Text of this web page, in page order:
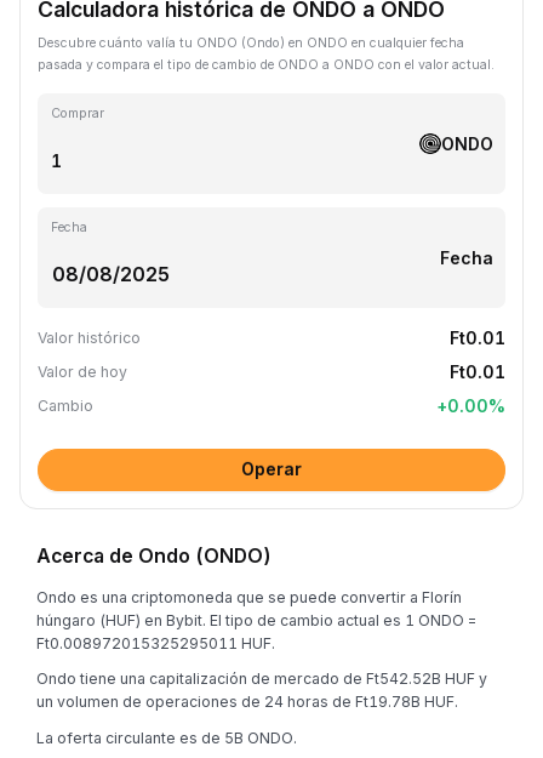
Calculadora histórica de ONDO a ONDO
Descubre cuánto valía tu ONDO (Ondo) en ONDO en cualquier fecha
pasada y compara el tipo de cambio de ONDO a ONDO con el valor actual.
Comprar
ONDO
Fecha
Fecha
Valor histórico Ft0.01
Valor de hoy Ft0.01
Cambio +0.00%
Operar
Acerca de Ondo (ONDO)
Ondo es una criptomoneda que se puede convertir a Florín
húngaro (HUF) en Bybit. El tipo de cambio actual es 1 ONDO =
Ft0.008972015325295011 HUF.
Ondo tiene una capitalización de mercado de Ft542.52B HUF y
un volumen de operaciones de 24 horas de Ft19.78B HUF.
La oferta circulante es de 5B ONDO.